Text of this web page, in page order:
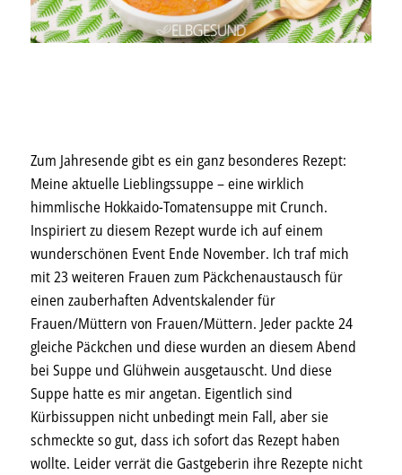
Zum Jahresende gibt es ein ganz besonderes Rezept:
Meine aktuelle Lieblingssuppe – eine wirklich
himmlische Hokkaido-Tomatensuppe mit Crunch.
Inspiriert zu diesem Rezept wurde ich auf einem
wunderschönen Event Ende November. Ich traf mich
mit 23 weiteren Frauen zum Päckchenaustausch für
einen zauberhaften Adventskalender für
Frauen/Müttern von Frauen/Müttern. Jeder packte 24
gleiche Päckchen und diese wurden an diesem Abend
bei Suppe und Glühwein ausgetauscht. Und diese
Suppe hatte es mir angetan. Eigentlich sind
Kürbissuppen nicht unbedingt mein Fall, aber sie
schmeckte so gut, dass ich sofort das Rezept haben
wollte. Leider verrät die Gastgeberin ihre Rezepte nicht